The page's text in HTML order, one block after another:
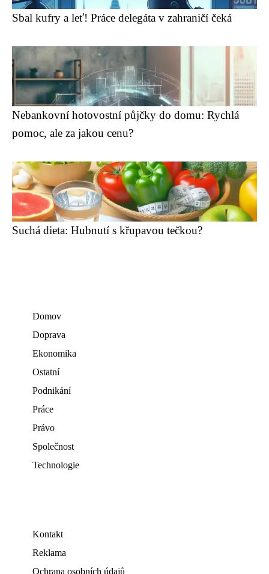
Sbal kufry a leť! Práce delegáta v zahraničí čeká
Nebankovní hotovostní půjčky do domu: Rychlá
pomoc, ale za jakou cenu?
Suchá dieta: Hubnutí s křupavou tečkou?
Domov
Doprava
Ekonomika
Ostatní
Podnikání
Práce
Právo
Společnost
Technologie
Kontakt
Reklama
Ochrana osobních údajů